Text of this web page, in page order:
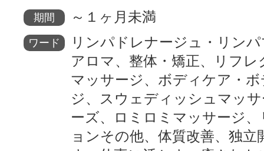
期間 ～１ヶ月未満
ワード
リンパドレナージュ・リン
アロマ、整体・矯正、リフレ
マッサージ、ボディケア・
ジ、スウェディッシュマッ
ーズ、ロミロミマッサージ
ョンその他、体質改善、独立